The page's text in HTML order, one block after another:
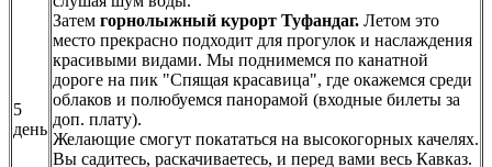
5
день
Затем горнолыжный курорт Туфандаг. Летом это
место прекрасно подходит для прогулок и наслаждения
красивыми видами. Мы поднимемся по канатной
дороге на пик "Спящая красавица", где окажемся среди
облаков и полюбуемся панорамой (входные билеты за
доп. плату).
Желающие смогут покататься на высокогорных качелях.
Вы садитесь, раскачиваетесь, и перед вами весь Кавказ.